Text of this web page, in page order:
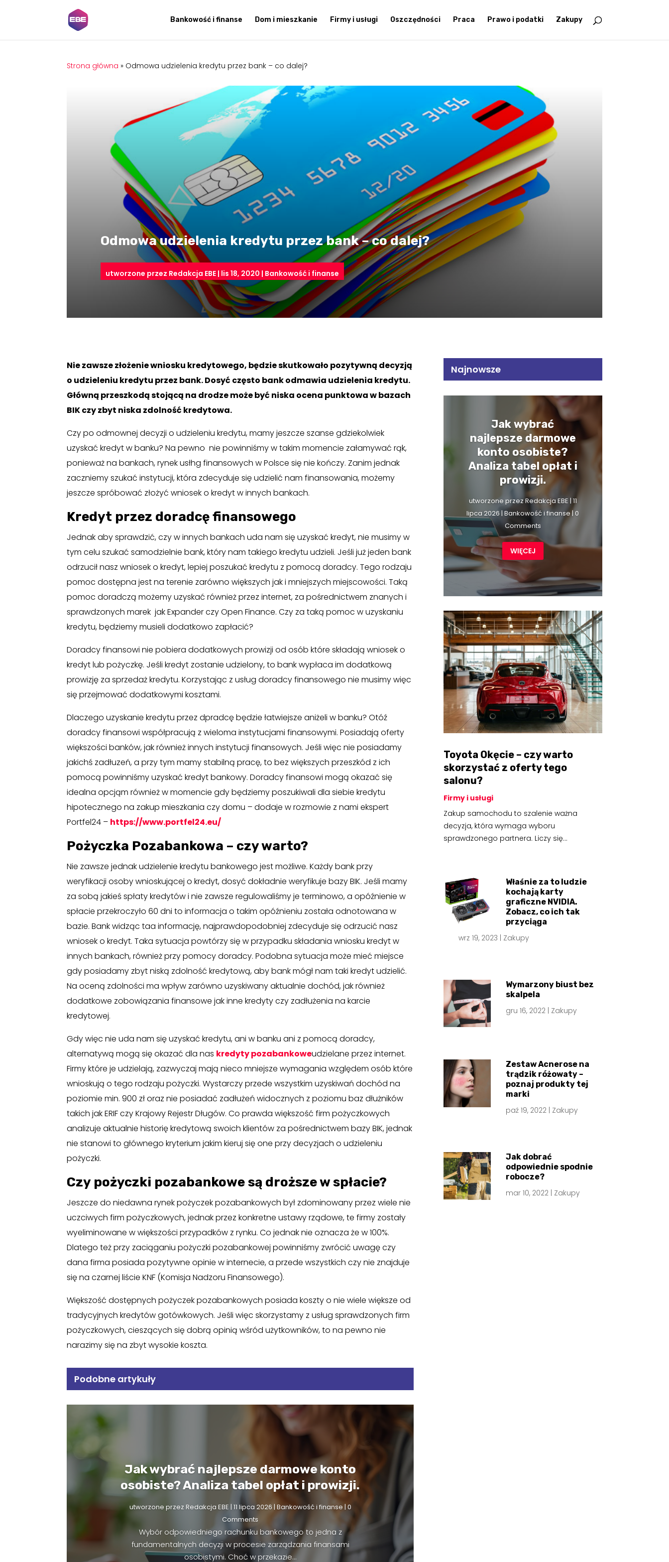
Bankowość i finanse Dom i mieszkanie Firmy i usługi Oszczędności Praca Prawo i podatki Zakupy
Strona główna » Odmowa udzielenia kredytu przez bank – co dalej?
Odmowa udzielenia kredytu przez bank – co dalej?
utworzone przez Redakcja EBE| lis 18, 2020 | Bankowość i finanse
Nie zawsze złożenie wniosku kredytowego, będzie skutkowało pozytywną decyzją
o udzieleniu kredytu przez bank. Dosyć często bank odmawia udzielenia kredytu.
Główną przeszkodą stojącą na drodze może być niska ocena punktowa w bazach
BIK czy zbyt niska zdolność kredytowa.
Czy po odmownej decyzji o udzieleniu kredytu, mamy jeszcze szanse gdziekolwiek
uzyskać kredyt w banku? Na pewno nie powinniśmy w takim momencie załamywać rąk,
ponieważ na bankach, rynek usłhg finansowych w Polsce się nie kończy. Zanim jednak
zaczniemy szukać instytucji, która zdecyduje się udzielić nam finansowania, możemy
jeszcze spróbować złożyć wniosek o kredyt w innych bankach.
Kredyt przez doradcę finansowego
Jednak aby sprawdzić, czy w innych bankach uda nam się uzyskać kredyt, nie musimy w
tym celu szukać samodzielnie bank, który nam takiego kredytu udzieli. Jeśli już jeden bank
odrzucił nasz wniosek o kredyt, lepiej poszukać kredytu z pomocą doradcy. Tego rodzaju
pomoc dostępna jest na terenie zarówno większych jak i mniejszych miejscowości. Taką
pomoc doradczą możemy uzyskać również przez internet, za pośrednictwem znanych i
sprawdzonych marek jak Expander czy Open Finance. Czy za taką pomoc w uzyskaniu
kredytu, będziemy musieli dodatkowo zapłacić?
Doradcy finansowi nie pobiera dodatkowych prowizji od osób które składają wniosek o
kredyt lub pożyczkę. Jeśli kredyt zostanie udzielony, to bank wypłaca im dodatkową
prowizję za sprzedaż kredytu. Korzystając z usług doradcy finansowego nie musimy więc
się przejmować dodatkowymi kosztami.
Dlaczego uzyskanie kredytu przez dpradcę będzie łatwiejsze aniżeli w banku? Otóź
doradcy finansowi współpracują z wieloma instytucjami finansowymi. Posiadają oferty
większości banków, jak również innych instytucji finansowych. Jeśli więc nie posiadamy
jakichś zadłuzeń, a przy tym mamy stabilną pracę, to bez większych przeszkód z ich
pomocą powinniśmy uzyskać kredyt bankowy. Doradcy finansowi mogą okazać się
idealna opcjąm również w momencie gdy będziemy poszukiwali dla siebie kredytu
hipotecznego na zakup mieszkania czy domu – dodaje w rozmowie z nami ekspert
Portfel24 – https://www.portfel24.eu/
Pożyczka Pozabankowa – czy warto?
Nie zawsze jednak udzielenie kredytu bankowego jest możliwe. Każdy bank przy
weryfikacji osoby wnioskującej o kredyt, dosyć dokładnie weryfikuje bazy BIK. Jeśli mamy
za sobą jakieś spłaty kredytów i nie zawsze regulowaliśmy je terminowo, a opóźnienie w
spłacie przekroczyło 60 dni to informacja o takim opóźnieniu została odnotowana w
bazie. Bank widząc taa informację, najprawdopodobniej zdecyduje się odrzucić nasz
wniosek o kredyt. Taka sytuacja powtórzy się w przypadku składania wniosku kredyt w
innych bankach, również przy pomocy doradcy. Podobna sytuacja może mieć miejsce
gdy posiadamy zbyt niską zdolność kredytową, aby bank mógł nam taki kredyt udzielić.
Na oceną zdolności ma wpływ zarówno uzyskiwany aktualnie dochód, jak również
dodatkowe zobowiązania finansowe jak inne kredyty czy zadłużenia na karcie
kredytowej.
Gdy więc nie uda nam się uzyskać kredytu, ani w banku ani z pomocą doradcy,
alternatywą mogą się okazać dla nas kredyty pozabankoweudzielane przez internet.
Firmy które je udzielają, zazwyczaj mają nieco mniejsze wymagania względem osób które
wnioskują o tego rodzaju pożyczki. Wystarczy przede wszystkim uzyskiwań dochód na
poziomie min. 900 zł oraz nie posiadać zadłużeń widocznych z poziomu baz dłużników
takich jak ERIF czy Krajowy Rejestr Długów. Co prawda większość firm pożyczkowych
analizuje aktualnie historię kredytową swoich klientów za pośrednictwem bazy BIK, jednak
nie stanowi to głównego kryterium jakim kieruj się one przy decyzjach o udzieleniu
pożyczki.
Czy pożyczki pozabankowe są droższe w spłacie?
Jeszcze do niedawna rynek pożyczek pozabankowych był zdominowany przez wiele nie
uczciwych firm pożyczkowych, jednak przez konkretne ustawy rządowe, te firmy zostały
wyeliminowane w większości przypadków z rynku. Co jednak nie oznacza że w 100%.
Dlatego też przy zaciąganiu pożyczki pozabankowej powinniśmy zwrócić uwagę czy
dana firma posiada pozytywne opinie w internecie, a przede wszystkich czy nie znajduje
się na czarnej liście KNF (Komisja Nadzoru Finansowego).
Większość dostępnych pożyczek pozabankowych posiada koszty o nie wiele większe od
tradycyjnych kredytów gotówkowych. Jeśli więc skorzystamy z usług sprawdzonych firm
pożyczkowych, cieszących się dobrą opinią wśród użytkowników, to na pewno nie
narazimy się na zbyt wysokie koszta.
Podobne artykuły
Jak wybrać najlepsze darmowe konto
osobiste? Analiza tabel opłat i prowizji.
utworzone przez Redakcja EBE | 11 lipca 2026 | Bankowość i finanse | 0
Comments
Wybór odpowiedniego rachunku bankowego to jedna z
fundamentalnych decyzji w procesie zarządzania finansami
osobistymi. Choć w przekazie...
Najnowsze
Jak wybrać
najlepsze darmowe
konto osobiste?
Analiza tabel opłat i
prowizji.
utworzone przezRedakcja EBE | 11
lipca 2026 |Bankowość i finanse| 0
Comments
WIĘCEJ
Toyota Okęcie – czy warto
skorzystać z oferty tego
salonu?
Firmy i usługi
Zakup samochodu to szalenie ważna
decyzja, która wymaga wyboru
sprawdzonego partnera. Liczy się...
Właśnie za to ludzie
kochają karty
graficzne NVIDIA.
Zobacz, co ich tak
przyciąga
wrz 19, 2023 | Zakupy
Wymarzony biust bez
skalpela
gru 16, 2022 | Zakupy
Zestaw Acnerose na
trądzik różowaty –
poznaj produkty tej
marki
paź 19, 2022 Zakupy
Jak dobrać
odpowiednie spodnie
robocze?
mar 10, 2022 Zakupy